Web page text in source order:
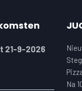
21-9-2026
Na